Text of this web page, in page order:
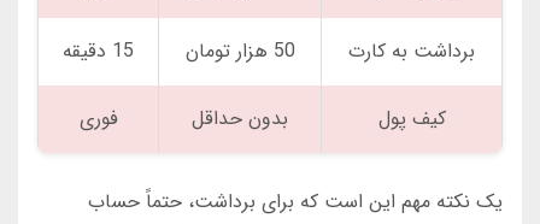
برداشت به کارت 50 هزار تومان 15 دقیقه
کیف پول بدون حداقل فوری
یک نکته مهم این است که برای برداشت، حتماً حساب